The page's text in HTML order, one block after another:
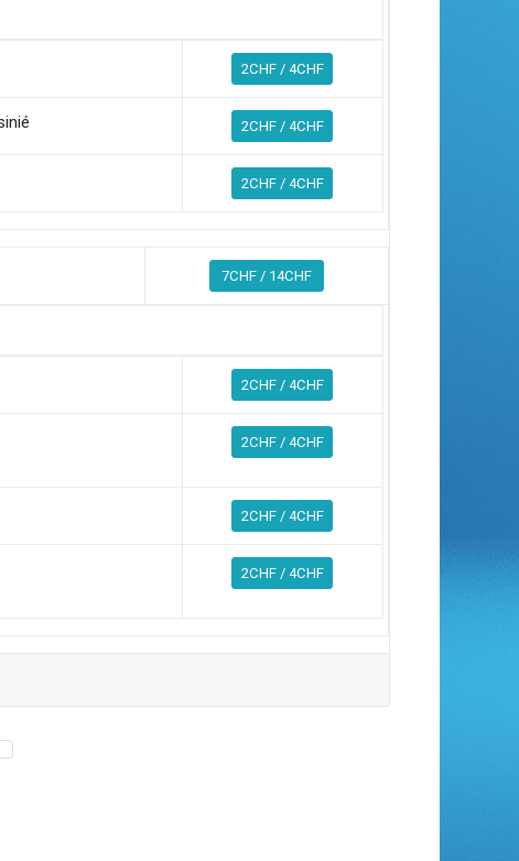
2CHF / 4CHF
2CHF / 4CHF
2CHF / 4CHF
7CHF / 14CHF
2CHF / 4CHF
2CHF / 4CHF
2CHF / 4CHF
2CHF / 4CHF